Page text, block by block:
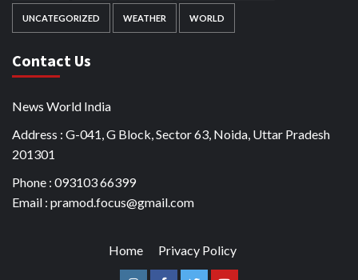
UNCATEGORIZED WEATHER WORLD
Contact Us
News World India
Address : G-041, G Block, Sector 63, Noida, Uttar Pradesh
201301
Phone : 093103 66399
Email : pramod.focus@gmail.com
Home Privacy Policy